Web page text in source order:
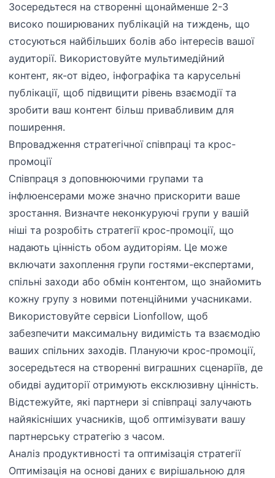
Зосередьтеся на створенні щонайменше 2-3
високо поширюваних публікацій на тиждень, що
стосуються найбільших болів або інтересів вашої
аудиторії. Використовуйте мультимедійний
контент, як-от відео, інфографіка та карусельні
публікації, щоб підвищити рівень взаємодії та
зробити ваш контент більш привабливим для
поширення.
Впровадження стратегічної співпраці та крос-
промоції
Співпраця з доповнюючими групами та
інфлюенсерами може значно прискорити ваше
зростання. Визначте неконкуруючі групи у вашій
ніші та розробіть стратегії крос-промоції, що
надають цінність обом аудиторіям. Це може
включати захоплення групи гостями-експертами,
спільні заходи або обмін контентом, що знайомить
кожну групу з новими потенційними учасниками.
Використовуйте сервіси Lionfollow, щоб
забезпечити максимальну видимість та взаємодію
ваших спільних заходів. Плануючи крос-промоції,
зосередьтеся на створенні виграшних сценаріїв, де
обидві аудиторії отримують ексклюзивну цінність.
Відстежуйте, які партнери зі співпраці залучають
найякісніших учасників, щоб оптимізувати вашу
партнерську стратегію з часом.
Аналіз продуктивності та оптимізація стратегії
Оптимізація на основі даних є вирішальною для